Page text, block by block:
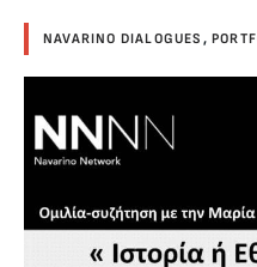
NAVARINO DIALOGUES ,